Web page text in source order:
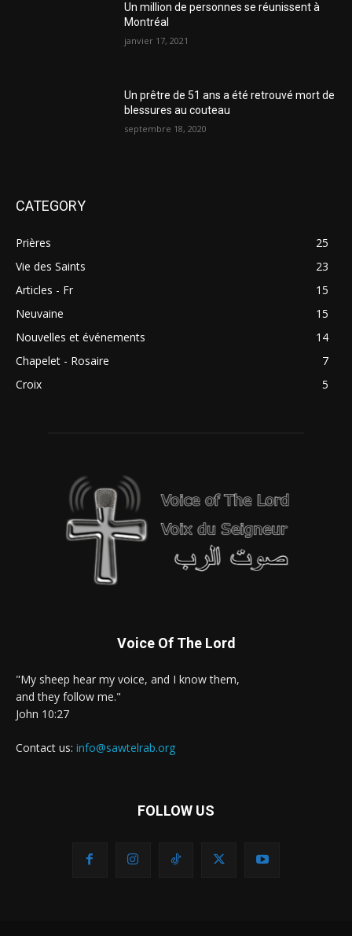
Un million de personnes se réunissent à
Montréal
janvier 17, 2021
Un prêtre de 51 ans a été retrouvé mort de
blessures au couteau
septembre 18, 2020
CATEGORY
Prières
25
Vie des Saints
23
Articles - Fr
15
Neuvaine
15
Nouvelles et événements
14
Chapelet - Rosaire
7
Croix
5
Voice Of The Lord
"My sheep hear my voice, and I know them,
and they follow me."
John 10:27
Contact us: info@sawtelrab.org
FOLLOW US